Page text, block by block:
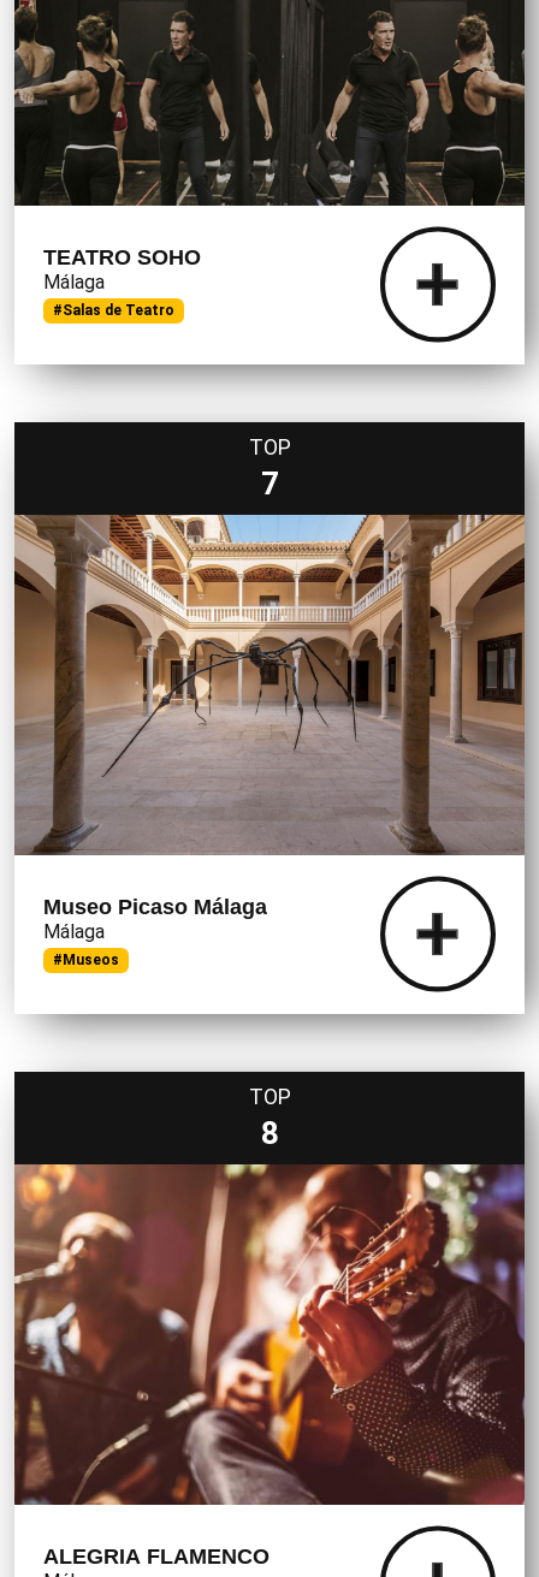
TEATRO SOHO
Málaga
#Salas de Teatro
TOP
7
Museo Picaso Málaga
Málaga
#Museos
TOP
8
ALEGRIA FLAMENCO